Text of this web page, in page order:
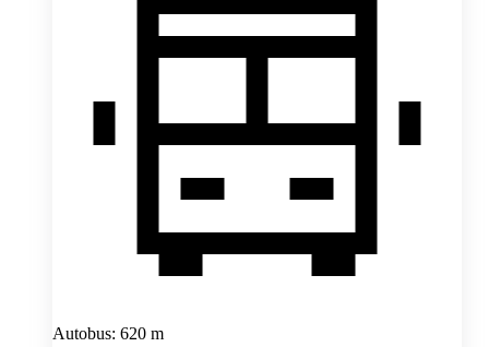
Autobus: 620 m